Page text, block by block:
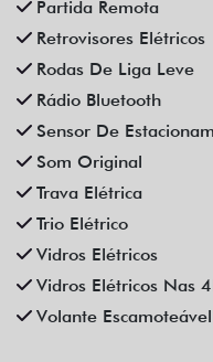
Vidros Elétricos Nas 4P
Volante Escamoteável